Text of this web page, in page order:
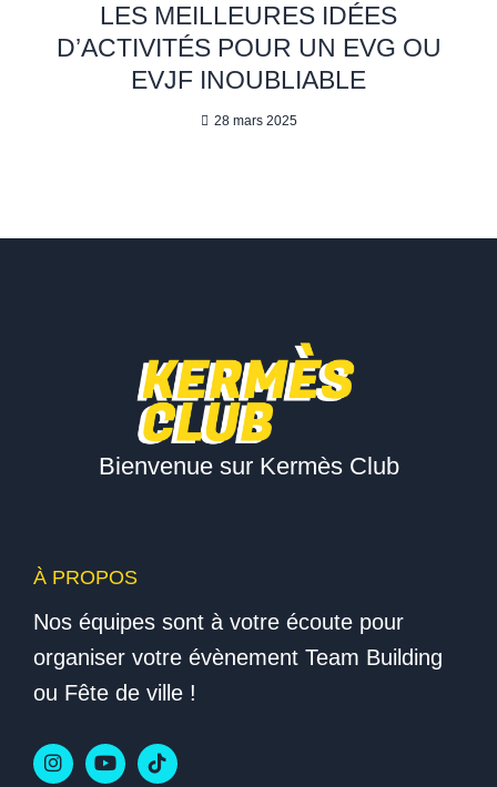
LES MEILLEURES IDÉES
D’ACTIVITÉS POUR UN EVG OU
EVJF INOUBLIABLE
28 mars 2025
Bienvenue sur Kermès Club
À PROPOS
Nos équipes sont à votre écoute pour
organiser votre évènement Team Building
ou Fête de ville !